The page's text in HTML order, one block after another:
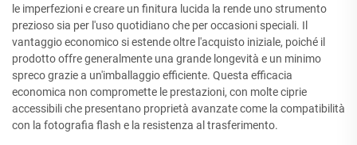
le imperfezioni e creare un finitura lucida la rende uno strumento
prezioso sia per l'uso quotidiano che per occasioni speciali. Il
vantaggio economico si estende oltre l'acquisto iniziale, poiché il
prodotto offre generalmente una grande longevità e un minimo
spreco grazie a un'imballaggio efficiente. Questa efficacia
economica non compromette le prestazioni, con molte ciprie
accessibili che presentano proprietà avanzate come la compatibilità
con la fotografia flash e la resistenza al trasferimento.